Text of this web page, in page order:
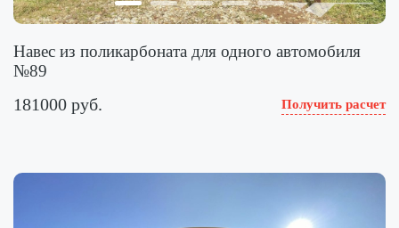
Навес из поликарбоната для одного автомобиля
№89
181000 руб. Получить расчет